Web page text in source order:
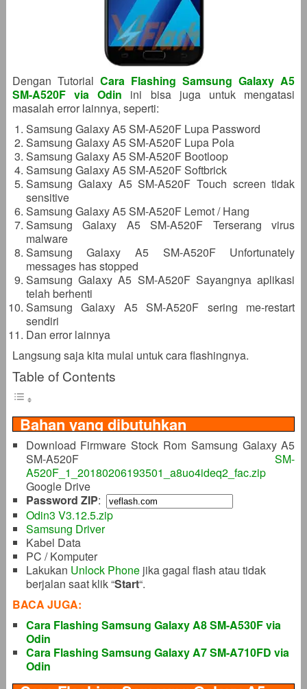
Dengan Tutorial Cara Flashing Samsung Galaxy A5
SM-A520F via Odin ini bisa juga untuk mengatasi
masalah error lainnya, seperti:
Samsung Galaxy A5 SM-A520F Lupa Password
Samsung Galaxy A5 SM-A520F Lupa Pola
Samsung Galaxy A5 SM-A520F Bootloop
Samsung Galaxy A5 SM-A520F Softbrick
Samsung Galaxy A5 SM-A520F Touch screen tidak
sensitive
Samsung Galaxy A5 SM-A520F Lemot / Hang
Samsung Galaxy A5 SM-A520F Terserang virus
malware
Samsung Galaxy A5 SM-A520F Unfortunately
messages has stopped
Samsung Galaxy A5 SM-A520F Sayangnya aplikasi
telah berhenti
Samsung Galaxy A5 SM-A520F sering me-restart
sendiri
Dan error lainnya
Langsung saja kita mulai untuk cara flashingnya.
Table of Contents
Bahan yang dibutuhkan
Download Firmware Stock Rom Samsung Galaxy A5
SM-A520FSM-
A520F_1_20180206193501_a8uo4ideq2_fac.zip
Google Drive
Password ZIP:
Odin3 V3.12.5.zip
Samsung Driver
Kabel Data
PC / Komputer
Lakukan Unlock Phonejika gagal flash atau tidak
berjalan saat klik “Start“.
BACA JUGA:
Cara Flashing Samsung Galaxy A8 SM-A530F via
Odin
Cara Flashing Samsung Galaxy A7 SM-A710FD via
Odin